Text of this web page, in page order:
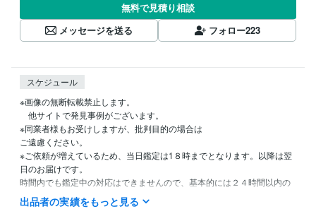
無料で見積り相談
メッセージを送る
フォロー223
スケジュール
※画像の無断転載禁止します。
他サイトで発見事例がございます。
※同業者様もお受けしますが、批判目的の場合は
ご遠慮ください。
※ご依頼が増えているため、当日鑑定は1８時までとなります。以降は翌
日のお届けです。
時間内でも鑑定中の対応はできませんので、基本的には２４時間以内の
鑑定、と捉えてくださいませ。
出品者の実績をもっと見る